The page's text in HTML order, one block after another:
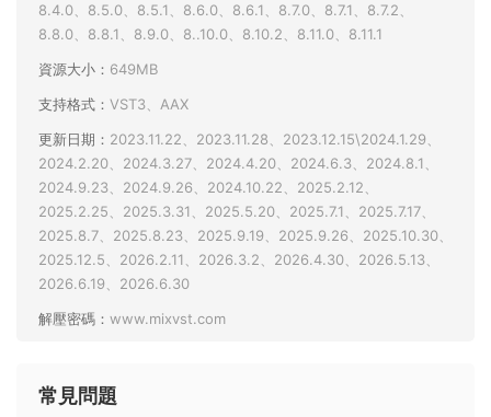
8.4.0、8.5.0、8.5.1、8.6.0、8.6.1、8.7.0、8.7.1、8.7.2、
8.8.0、8.8.1、8.9.0、8..10.0、8.10.2、8.11.0、8.11.1
資源大小： 649MB
支持格式： VST3、AAX
更新日期： 2023.11.22、2023.11.28、2023.12.15\2024.1.29、
2024.2.20、2024.3.27、2024.4.20、2024.6.3、2024.8.1、
2024.9.23、2024.9.26、2024.10.22、2025.2.12、
2025.2.25、2025.3.31、2025.5.20、2025.7.1、2025.7.17、
2025.8.7、2025.8.23、2025.9.19、2025.9.26、2025.10.30、
2025.12.5、2026.2.11、2026.3.2、2026.4.30、2026.5.13、
2026.6.19、2026.6.30
解壓密碼： www.mixvst.com
常見問題